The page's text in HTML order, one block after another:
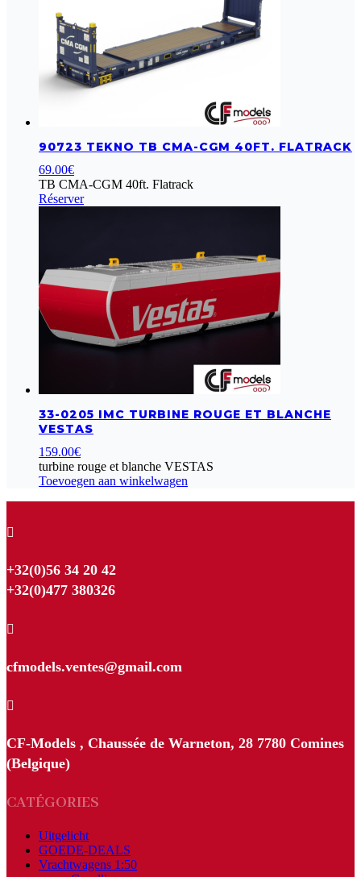
90723 TEKNO TB CMA-CGM 40FT. FLATRACK
69.00€
TB CMA-CGM 40ft. Flatrack
Réserver
33-0205 IMC TURBINE ROUGE ET BLANCHE
VESTAS
159.00€
turbine rouge et blanche VESTAS
Toevoegen aan winkelwagen

+32(0)56 34 20 42
+32(0)477 380326

cfmodels.ventes@gmail.com

CF-Models , Chaussée de Warneton, 28 7780 Comines
(Belgique)
CATÉGORIES
Uitgelicht
GOEDE-DEALS
Vrachtwagens 1:50